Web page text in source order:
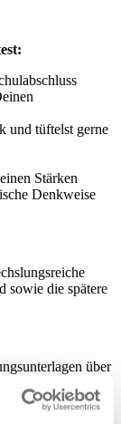
und tüftelst gerne
Stärken
Denkweise
sowie die spätere
über